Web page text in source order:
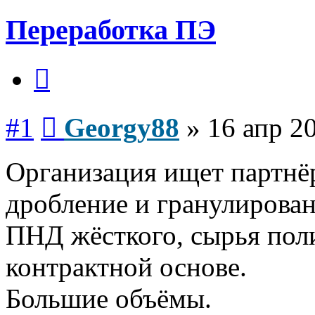
Переработка ПЭ
#1 Georgy88 » 16 апр
Организация ищет
дробление и
ПНД жёсткого, сырья
контрактной основе.
Большие объёмы.